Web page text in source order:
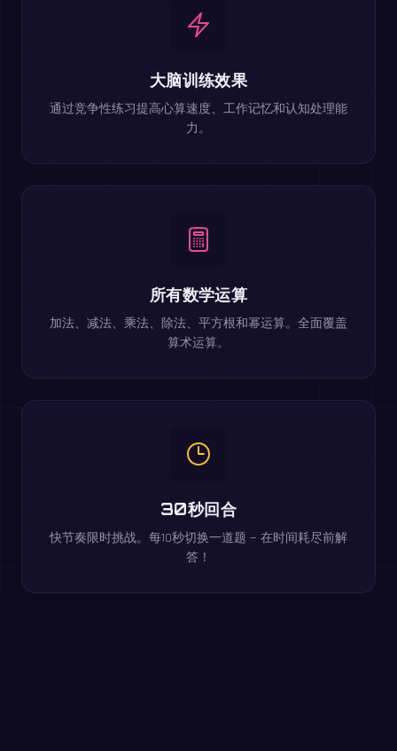
大脑训练效果
通过竞争性练习提高心算速度、工作记忆和认知处理能
力。
所有数学运算
加法、减法、乘法、除法、平方根和幂运算。全面覆盖
算术运算。
30秒回合
快节奏限时挑战。每10秒切换一道题 — 在时间耗尽前解
答！